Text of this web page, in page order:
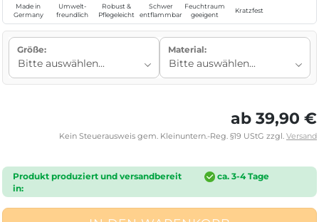
Made in
Germany
Umwelt-
freundlich
Robust &
Pflegeleicht
Schwer
entflammbar
Feuchtraum
geeigent
Kratzfest
Größe: Material:
ab 39,90 €
Kein Steuerausweis gem. Kleinuntern.-Reg. §19 UStG zzgl. Versand
Produkt produziert und versandbereit
in:
ca. 3-4 Tage